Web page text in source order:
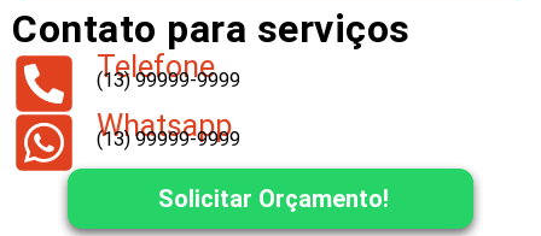
Contato para serviços
Telefone
(13) 99999-9999
Whatsapp
(13) 99999-9999
Solicitar Orçamento!